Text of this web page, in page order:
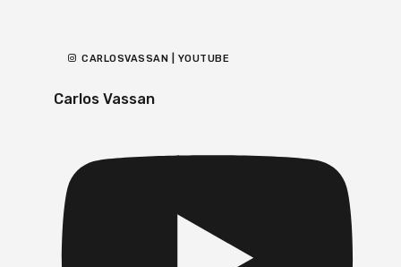
CARLOSVASSAN | YOUTUBE
Carlos Vassan